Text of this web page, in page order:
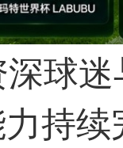
球
持